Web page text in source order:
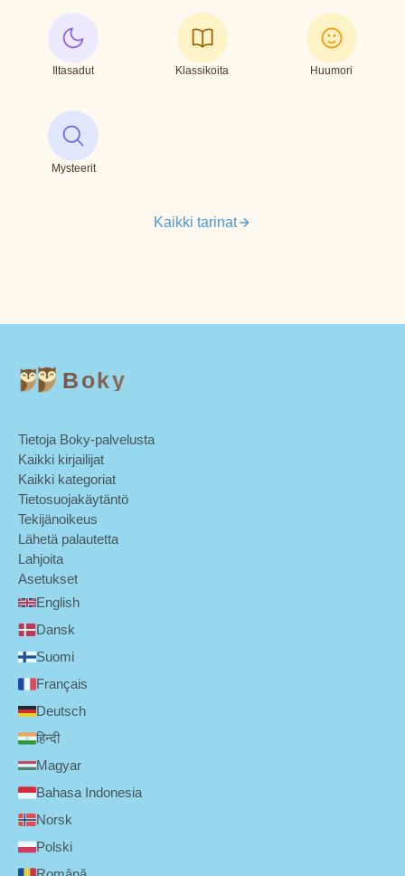
Iltasadut Klassikoita Huumori
Mysteerit
Kaikki tarinat
Boky
Tietoja Boky-palvelusta
Kaikki kirjailijat
Kaikki kategoriat
Tietosuojakäytäntö
Tekijänoikeus
Lähetä palautetta
Lahjoita
Asetukset
English
Dansk
Suomi
Français
Deutsch
हिन्दी
Magyar
Bahasa Indonesia
Norsk
Polski